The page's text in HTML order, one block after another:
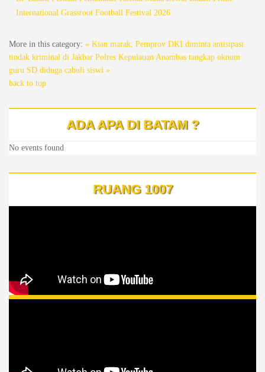
International Grassroot Football Festival 2026
More in this category: « Kian marak, Pemprov DKI diminta antisipasi
tindak kriminal di Jakbar Polres Kepulauan Anambas tangkap oknum
guru SD diduga cabuli siswi »
back to top
ADA APA DI BATAM ?
No events found
RUANG 1007